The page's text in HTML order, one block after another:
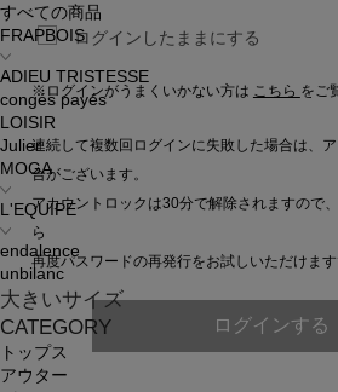
すべての商品
FRAPBOIS
ADIEU TRISTESSE
congés payés
LOISIR
Julier
MOGA
L'EQUIPE
endalence
unbilanc
大きいサイズ
CATEGORY
トップス
アウター
ログインしたままにする
※ログインがうまくいかない方は こちら をご
連続して複数回ログインに失敗した場合は、
合がございます。
アカウントロックは30分で解除されますので
ら
再度パスワードの再発行をお試しいただけます
ログインする